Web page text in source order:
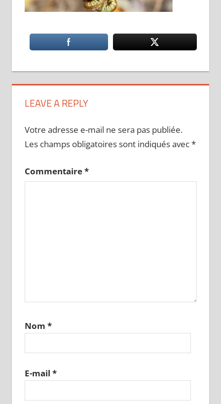
LEAVE A REPLY
Votre adresse e-mail ne sera pas publiée.
Les champs obligatoires sont indiqués avec*
Commentaire*
Nom *
E-mail *